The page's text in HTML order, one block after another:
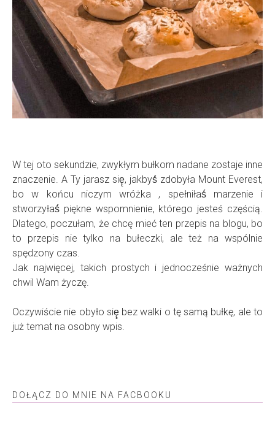
W tej oto sekundzie, zwykłym bułkom nadane zostaje inne
znaczenie. A Ty jarasz się̨, jakbyś́ zdobyła Mount Everest,
bo w końcu niczym wróżka , spełniłaś́ marzenie i
stworzyłaś́ piękne wspomnienie, którego jesteś częścią.
Dlatego, poczułam, że chcę mieć ten przepis na blogu, bo
to przepis nie tylko na bułeczki, ale też na wspólnie
spędzony czas.
Jak najwięcej, takich prostych i jednocześnie ważnych
chwil Wam życzę.
Oczywiście nie obyło się̨ bez walki o tę samą bułkę, ale to
już temat na osobny wpis.
DOŁĄCZ DO MNIE NA FACBOOKU